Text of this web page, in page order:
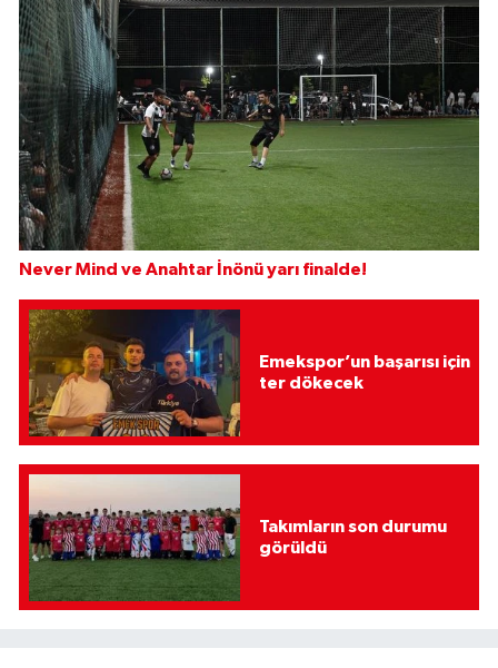
Never Mind ve Anahtar İnönü yarı finalde!
Emekspor’un başarısı için
ter dökecek
Takımların son durumu
görüldü